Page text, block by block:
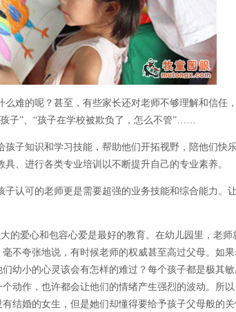
难的呢？甚至，有些家长还对老师不够理解和信任
子”、“孩子在学校被欺负了，怎么不管”……
子知识和学习技能，帮助他们开拓视野，陪他们快
、进行各类专业培训以不断提升自己的专业素养。
认可的老师更是需要超强的业务技能和综合能力。
的爱心和包容心爱是最好的教育。在幼儿园里，老师
毫不夸张地说，有时候老师的权威甚至高过父母。如
幼小的心灵该会有怎样的难过？每个孩子都是极其
动作，也许都会让他们的情绪产生强烈的波动。所
有结婚的女生，但是她们却懂得要给予孩子父母般的